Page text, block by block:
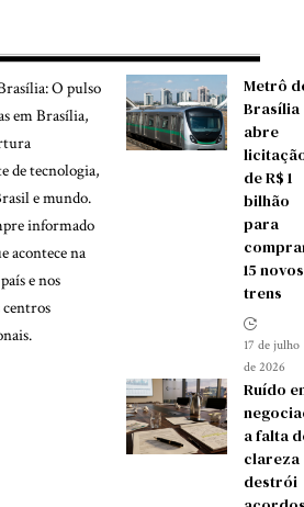
O pulso
em Brasília,
de tecnologia,
e mundo.
informado
acontece na
e nos
Metrô
Brasília
abre
de R$ 1
bilhão
para
15 novos
trens
17 de julho
de 2026
Ruído
a falta
clareza
destrói